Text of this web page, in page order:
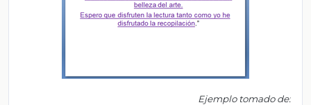
Ejemplo tomado de: